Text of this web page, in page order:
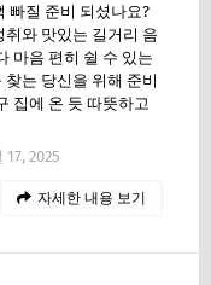
빠질 준비 되셨나요?
취와 맛있는 길거리 음
마음 편히 쉴 수 있는
는 당신을 위해 준비
집에 온 듯 따뜻하고
17, 2025
자세한 내용 보기